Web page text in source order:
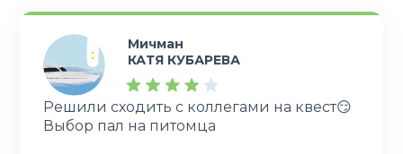
Мичман
КАТЯ КУБАРЕВА
Решили сходить с коллегами на квест😏
Выбор пал на питомца